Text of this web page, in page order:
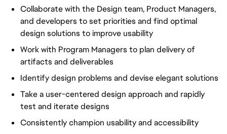
Collaborate with the Design team, Product Managers,
and developers to set priorities and find optimal
design solutions to improve usability
Work with Program Managers to plan delivery of
artifacts and deliverables
Identify design problems and devise elegant solutions
Take a user-centered design approach and rapidly
test and iterate designs
Consistently champion usability and accessibility